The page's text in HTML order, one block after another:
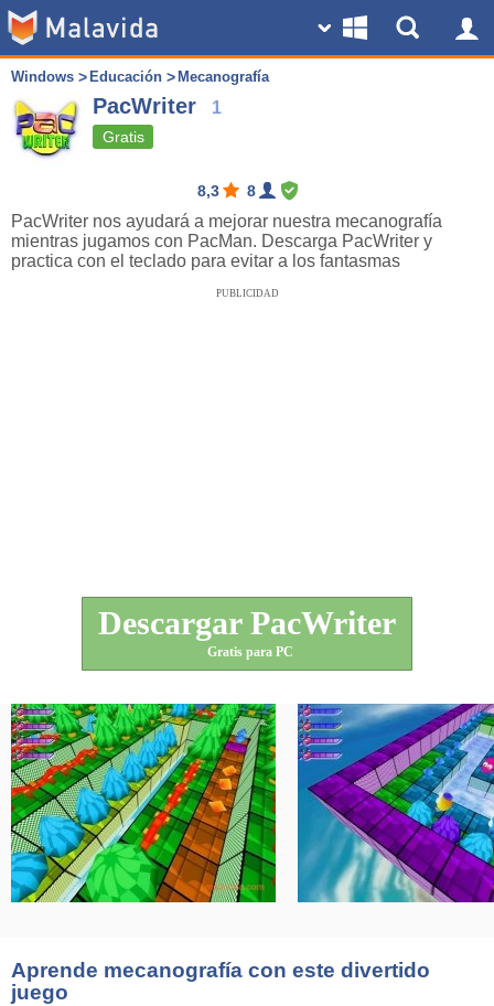
Windows Educación Mecanografía
PacWriter 1
Gratis
8,3 8
PacWriter nos ayudará a mejorar nuestra mecanografía
mientras jugamos con PacMan. Descarga PacWriter y
practica con el teclado para evitar a los fantasmas
PUBLICIDAD
Descargar PacWriter
Gratis para PC
Aprende mecanografía con este divertido
juego